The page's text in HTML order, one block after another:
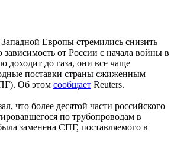
Европы стремились снизить
от России с начала войны в
доходит до газа, они все чаще
поставки страны сжиженным
Об этом сообщает Reuters.
что более десятой части российского
по трубопроводам в
заменена СПГ, поставляемого в